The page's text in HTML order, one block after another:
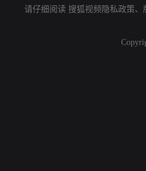
请仔细阅读 搜狐视频隐私政策、